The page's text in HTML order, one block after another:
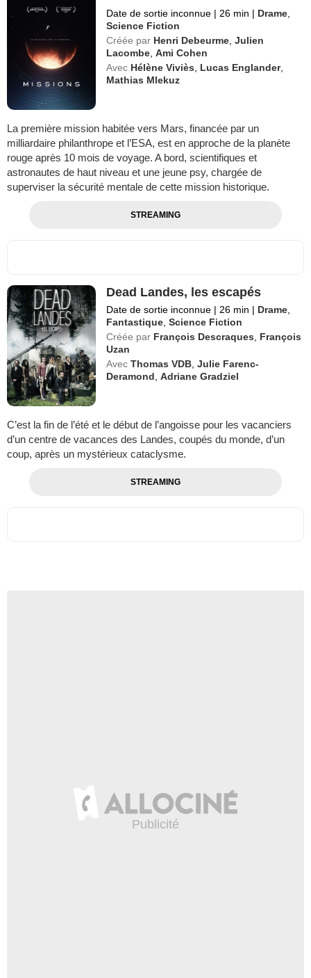
Date de sortie inconnue | 26 min | Drame
Science Fiction
Créée par Henri Debeurme ,Julien
Lacombe ,Ami Cohen
Avec Hélène Viviès Lucas Englander,
Mathias Mlekuz
La première mission habitée vers Mars, financée par un
milliardaire philanthrope et l’ESA, est en approche de la planète
rouge après 10 mois de voyage. A bord, scientifiques et
astronautes de haut niveau et une jeune psy, chargée de
superviser la sécurité mentale de cette mission historique.
STREAMING
Dead Landes, les escapés
Date de sortie inconnue | 26 min | Drame
Fantastique ,Science Fiction
Créée par François Descraques
François
Uzan
Avec Thomas VDB ,Julie Farenc-
Deramond ,Adriane Gradziel
C’est la fin de l’été et le début de l’angoisse pour les vacanciers
d’un centre de vacances des Landes, coupés du monde, d’un
coup, après un mystérieux cataclysme.
STREAMING